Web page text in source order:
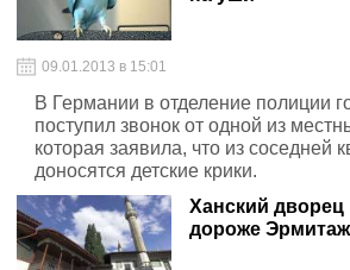
09.01.2013 в 15:01
В Германии в отделение полиции
поступил звонок от одной из
которая заявила, что из соседней
доносятся детские крики.
Ханский
дороже